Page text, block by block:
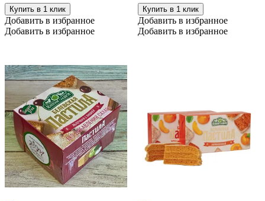
Купить в 1 клик
Добавить в избранное
Добавить в избранное
Купить в 1 клик
Добавить в избранное
Добавить в избранное